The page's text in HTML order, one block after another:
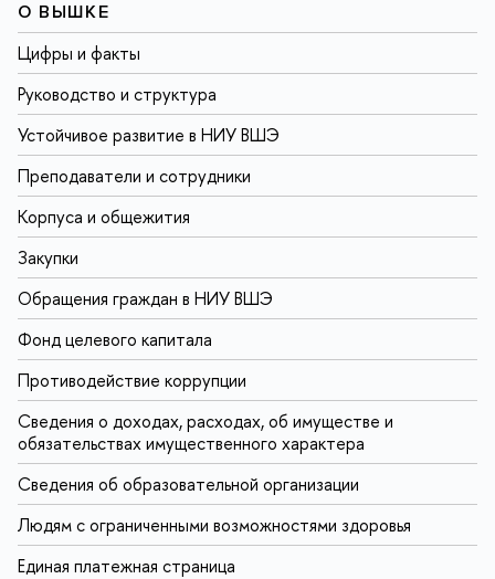
О ВЫШКЕ
Цифры и факты
Руководство и структура
Устойчивое развитие в НИУ ВШЭ
Преподаватели и сотрудники
Корпуса и общежития
Закупки
Обращения граждан в НИУ ВШЭ
Фонд целевого капитала
Противодействие коррупции
Сведения о доходах, расходах, об имуществе и
обязательствах имущественного характера
Сведения об образовательной организации
Людям с ограниченными возможностями здоровья
Единая платежная страница